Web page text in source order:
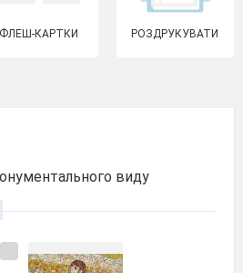
ФЛЕШ-КАРТКИ РОЗДРУКУВАТИ
виду